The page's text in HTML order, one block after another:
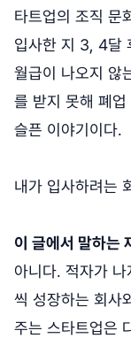
타트업의 조직 문
입사한 지 3, 4달
월급이 나오지 않
를 받지 못해 폐
슬픈 이야기이다.
내가 입사하려는
이 글에서 말하는
아니다. 적자가
씩 성장하는 회사
주는 스타트업은